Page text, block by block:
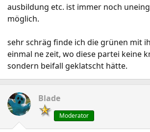
ausbildung etc. ist immer noch
möglich.
sehr schräg finde ich die grünen mit
einmal ne zeit, wo diese partei keine
sondern beifall geklatscht hätte.
Blade
Moderator